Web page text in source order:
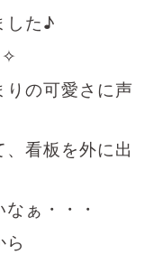
した♪
りの可愛さに声
看板を外に出
ぁ・・・
ら